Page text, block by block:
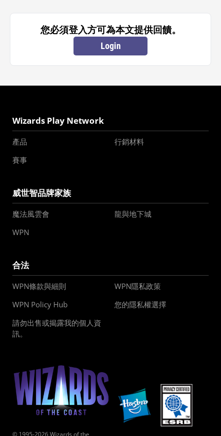
您必須登入方可為本文提供回饋。
Login
Wizards Play Network
產品
行銷材料
賽事
威世智品牌家族
魔法風雲會
龍與地下城
WPN
合法
WPN條款與細則
WPN隱私政策
WPN Policy Hub
您的隱私權選擇
請勿出售或揭露我的個人資
訊。